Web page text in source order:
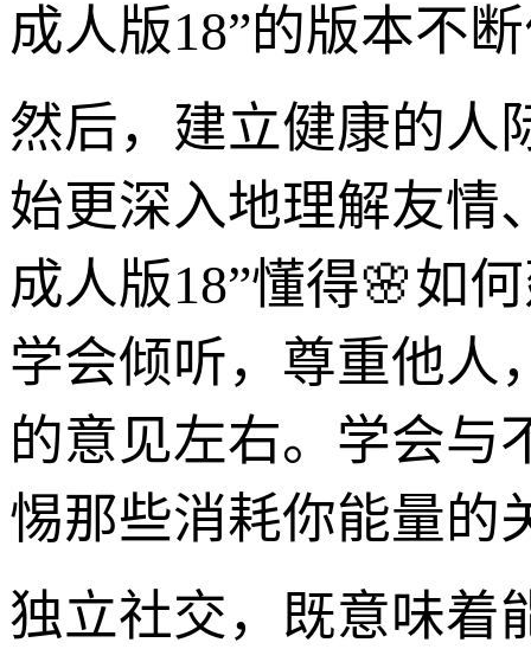
成人版18”的版本不
然后，建立健康的人
始更深入地理解友情
成人版18”懂得🌸如
学会倾听，尊重他人
的意见左右。学会与
惕那些消耗你能量的
独立社交，既意味着